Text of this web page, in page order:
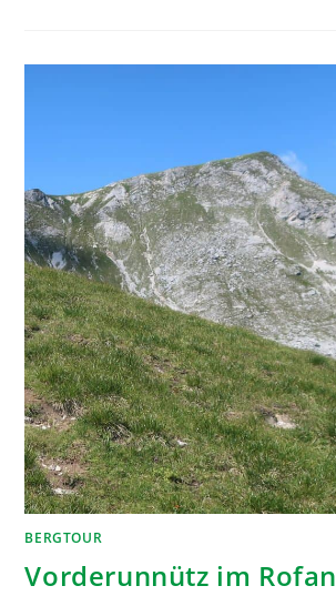
BERGTOUR
Vorderunnütz im Rofan